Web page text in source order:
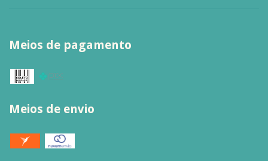
Meios de pagamento
Meios de envio